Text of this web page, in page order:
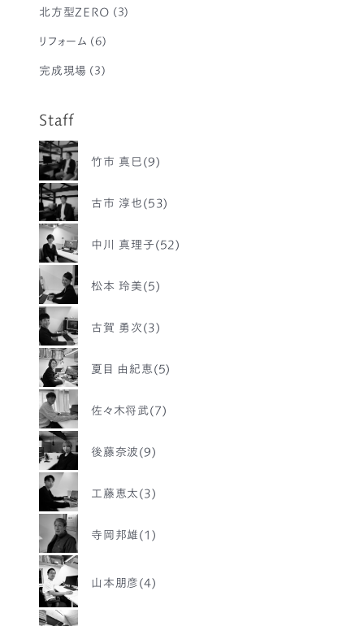
北方型ZERO (3)
リフォーム (6)
完成現場 (3)
Staff
竹市 真巳(9)
古市 淳也(53)
中川 真理子(52)
松本 玲美(5)
古賀 勇次(3)
夏目 由紀恵(5)
佐々木将武(7)
後藤奈波(9)
工藤恵太(3)
寺岡邦雄(1)
山本朋彦(4)